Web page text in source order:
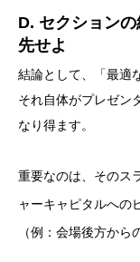
D. セクション
先せよ
結論として、「最適
それ自体がプレゼン
なり得ます。
重要なのは、そのス
ャーキャピタルへの
（例：会場後方から